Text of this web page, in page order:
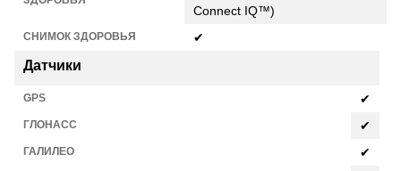
Connect IQ™)
СНИМОК ЗДОРОВЬЯ ✔
Датчики
GPS ✔
ГЛОНАСС ✔
ГАЛИЛЕО ✔